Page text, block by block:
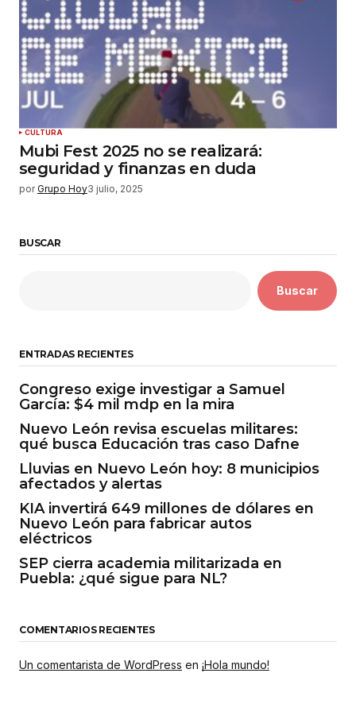
CULTURA
Mubi Fest 2025 no se realizará:
seguridad y finanzas en duda
por Grupo Hoy3 julio, 2025
BUSCAR
Buscar
ENTRADAS RECIENTES
Congreso exige investigar a Samuel
García: $4 mil mdp en la mira
Nuevo León revisa escuelas militares:
qué busca Educación tras caso Dafne
Lluvias en Nuevo León hoy: 8 municipios
afectados y alertas
KIA invertirá 649 millones de dólares en
Nuevo León para fabricar autos
eléctricos
SEP cierra academia militarizada en
Puebla: ¿qué sigue para NL?
COMENTARIOS RECIENTES
Un comentarista de WordPress en ¡Hola mundo!